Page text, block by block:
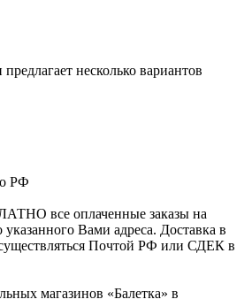
несколько вариантов
РФ
все оплаченные заказы на
Вами адреса. Доставка в
Почтой РФ или СДЕК в
магазинов «Балетка» в